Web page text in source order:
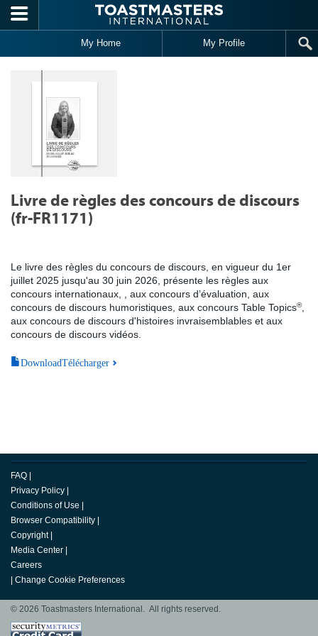
Skip to main content
My Home My Profile
Livre de règles des concours de discours
(fr-FR1171)
Le livre des règles du concours de discours, en vigueur du 1er
juillet 2025 jusqu'au 30 juin 2026, présente les règles aux
concours internationaux, , aux concours d’évaluation, aux
concours de discours humoristiques, aux concours Table Topics®,
aux concours de discours d'histoires invraisemblables et aux
concours de discours vidéos.
DownloadTélécharger
FAQ
Privacy Policy
Conditions of Use
Browser Compatibility
Copyright
Media Center
Careers
Change Cookie Preferences
© 2026 Toastmasters International. All rights reserved.